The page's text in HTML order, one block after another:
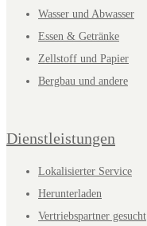
Wasser und Abwasser
Essen & Getränke
Zellstoff und Papier
Bergbau und andere
Dienstleistungen
Lokalisierter Service
Herunterladen
Vertriebspartner gesucht